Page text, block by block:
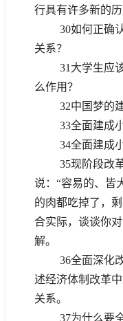
行具有许多新的历
30如何正确
关系？
31大学生应
么作用？
32中国梦的
33全面建成
34全面建成
35现阶段改
说：“容易的、皆
的肉都吃掉了，
合实际，谈谈你
解。
36全面深化
述经济体制改革
关系。
37为什么要